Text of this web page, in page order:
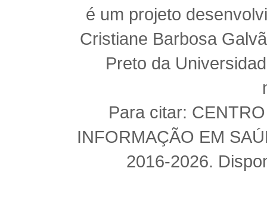
é um projeto
Cristiane Barbosa
Preto da
Para citar:
INFORMAÇÃO EM
2016-2026.